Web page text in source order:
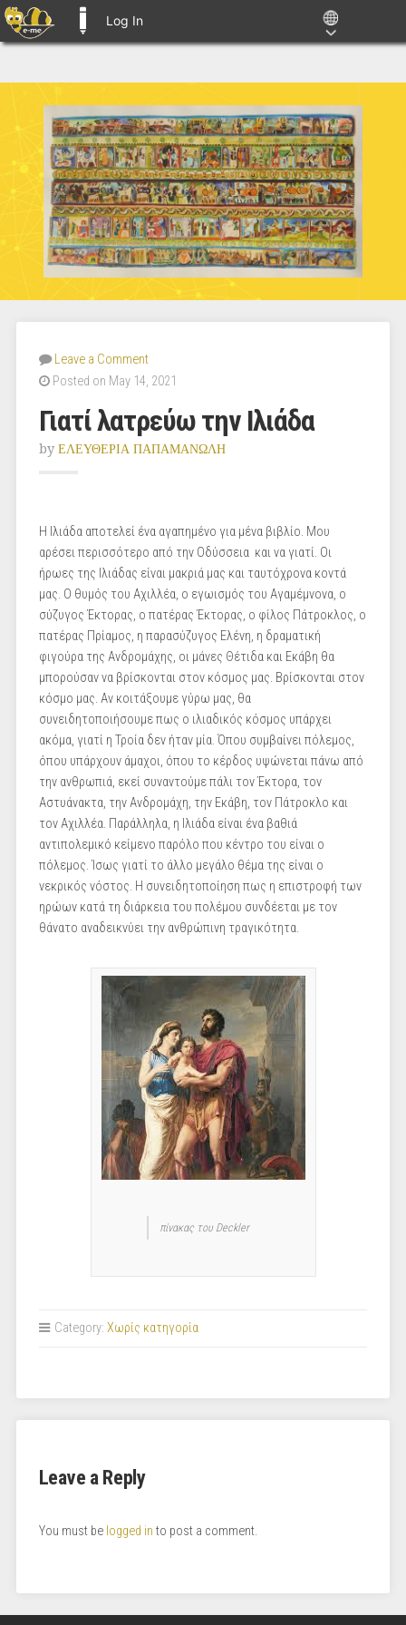
Log In
Leave a Comment
Posted on May 14, 2021
Γιατί λατρεύω την Ιλιάδα
by ΕΛΕΥΘΕΡΙΑ ΠΑΠΑΜΑΝΩΛΗ
Η Ιλιάδα αποτελεί ένα αγαπημένο για μένα βιβλίο. Μου
αρέσει περισσότερο από την Οδύσσεια και να γιατί. Οι
ήρωες της Ιλιάδας είναι μακριά μας και ταυτόχρονα κοντά
μας. Ο θυμός του Αχιλλέα, ο εγωισμός του Αγαμέμνονα, ο
σύζυγος Έκτορας, ο πατέρας Έκτορας, ο φίλος Πάτροκλος, ο
πατέρας Πρίαμος, η παρασύζυγος Ελένη, η δραματική
φιγούρα της Ανδρομάχης, οι μάνες Θέτιδα και Εκάβη θα
μπορούσαν να βρίσκονται στον κόσμος μας. Βρίσκονται στον
κόσμο μας. Αν κοιτάξουμε γύρω μας, θα
συνειδητοποιήσουμε πως ο ιλιαδικός κόσμος υπάρχει
ακόμα, γιατί η Τροία δεν ήταν μία. Όπου συμβαίνει πόλεμος,
όπου υπάρχουν άμαχοι, όπου το κέρδος υψώνεται πάνω από
την ανθρωπιά, εκεί συναντούμε πάλι τον Έκτορα, τον
Αστυάνακτα, την Ανδρομάχη, την Εκάβη, τον Πάτροκλο και
τον Αχιλλέα. Παράλληλα, η Ιλιάδα είναι ένα βαθιά
αντιπολεμικό κείμενο παρόλο που κέντρο του είναι ο
πόλεμος. Ίσως γιατί το άλλο μεγάλο θέμα της είναι ο
νεκρικός νόστος. Η συνειδητοποίηση πως η επιστροφή των
ηρώων κατά τη διάρκεια του πολέμου συνδέεται με τον
θάνατο αναδεικνύει την ανθρώπινη τραγικότητα.
πίνακας του Deckler
Category: Χωρίς κατηγορία
Leave a Reply
You must be logged in to post a comment.